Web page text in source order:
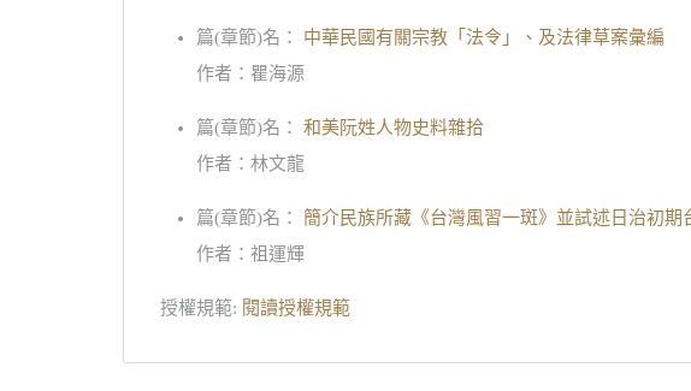
篇(章節)名：
中華民國有關宗教「法令」、及法律草案彙編
作者：瞿海源
篇(章節)名：
和美阮姓人物史料雜拾
作者：林文龍
篇(章節)名：
簡介民族所藏《台灣風習一斑》並試述日治初
作者：祖運輝
授權規範: 閱讀授權規範